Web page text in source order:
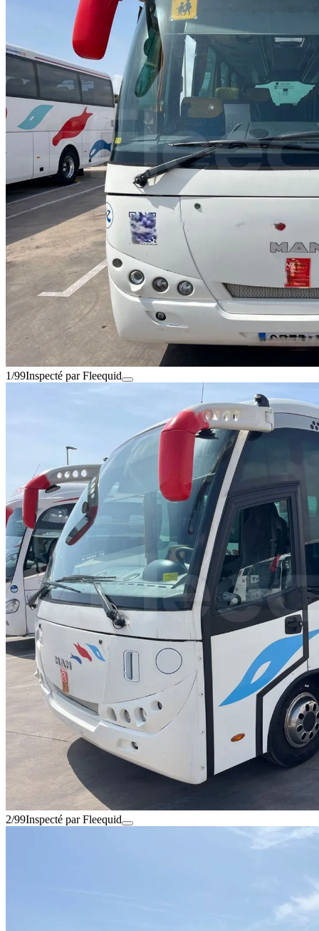
1/99Inspecté par Fleequid
2/99Inspecté par Fleequid